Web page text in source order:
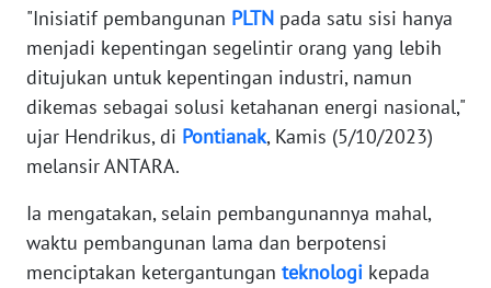
"Inisiatif pembangunan PLTN pada satu sisi hanya
menjadi kepentingan segelintir orang yang lebih
ditujukan untuk kepentingan industri, namun
dikemas sebagai solusi ketahanan energi nasional,"
ujar Hendrikus, di Pontianak, Kamis (5/10/2023)
melansir ANTARA.
Ia mengatakan, selain pembangunannya mahal,
waktu pembangunan lama dan berpotensi
menciptakan ketergantungan teknologi kepada
JABAR
WN
BANTEN
WN
WN
KEPRI